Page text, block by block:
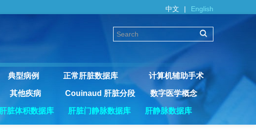
中文 | English
典型病例 正常肝脏数据库 计算机辅助手术
其他疾病 Couinaud 肝脏分段 数字医学概念
肝脏体积数据库 肝脏门静脉数据库 肝静脉数据库